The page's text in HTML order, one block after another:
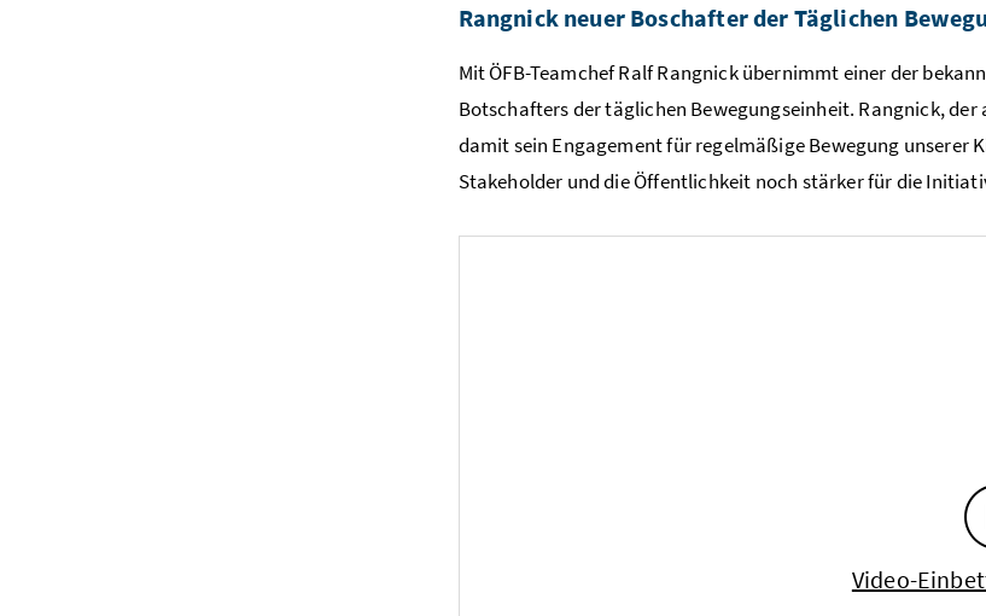
Rangnick neuer Boschafter der Täglichen
Mit ÖFB-Teamchef Ralf Rangnick übernimmt einer der
Botschafters der täglichen Bewegungseinheit. Rangnick,
damit sein Engagement für regelmäßige Bewegung unserer
Stakeholder und die Öffentlichkeit noch stärker für die
Video-